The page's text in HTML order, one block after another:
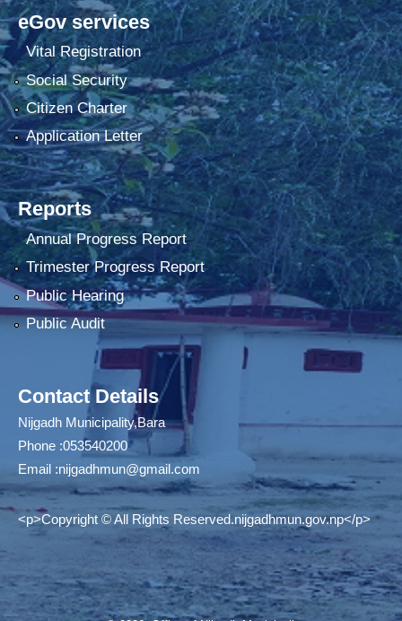
eGov services
Vital Registration
Social Security
Citizen Charter
Application Letter
Reports
Annual Progress Report
Trimester Progress Report
Public Hearing
Public Audit
Contact Details
Nijgadh Municipality,Bara
Phone :053540200
Email :nijgadhmun@gmail.com
<p>Copyright © All Rights Reserved.nijgadhmun.gov.np</p>